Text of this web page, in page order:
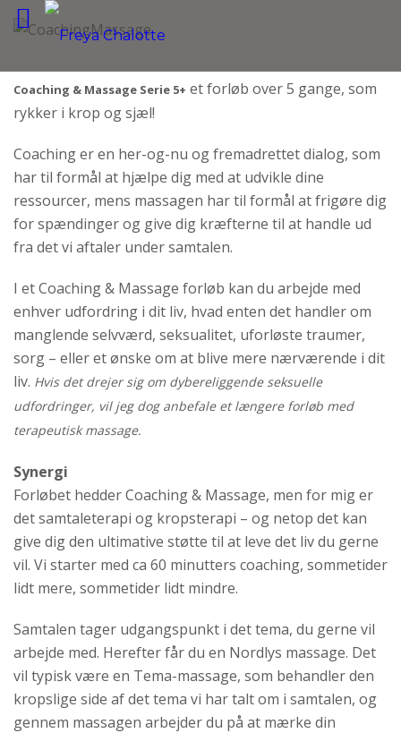
Coaching & Massage Serie 5+ et forløb over 5 gange, som
rykker i krop og sjæl!
Coaching er en her-og-nu og fremadrettet dialog, som
har til formål at hjælpe dig med at udvikle dine
ressourcer, mens massagen har til formål at frigøre dig
for spændinger og give dig kræfterne til at handle ud
fra det vi aftaler under samtalen.
I et Coaching & Massage forløb kan du arbejde med
enhver udfordring i dit liv, hvad enten det handler om
manglende selvværd, seksualitet, uforløste traumer,
sorg – eller et ønske om at blive mere nærværende i dit
liv. Hvis det drejer sig om dybereliggende seksuelle
udfordringer, vil jeg dog anbefale et længere forløb med
terapeutisk massage.
Synergi
Forløbet hedder Coaching & Massage, men for mig er
det samtaleterapi og kropsterapi – og netop det kan
give dig den ultimative støtte til at leve det liv du gerne
vil. Vi starter med ca 60 minutters coaching, sommetider
lidt mere, sommetider lidt mindre.
Samtalen tager udgangspunkt i det tema, du gerne vil
arbejde med. Herefter får du en Nordlys massage. Det
vil typisk være en Tema-massage, som behandler den
kropslige side af det tema vi har talt om i samtalen, og
gennem massagen arbejder du på at mærke din